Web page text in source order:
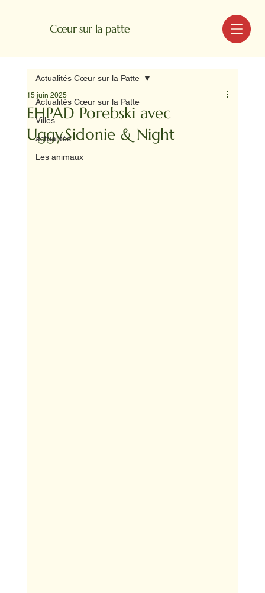
Cœur sur la patte MENU
Actualités Cœur sur la Patte
Villes
actualités
Les animaux
Actualités Cœur sur la Patte
EHPAD Porebski avec
Uggy,Sidonie & Night
15 juin 2025